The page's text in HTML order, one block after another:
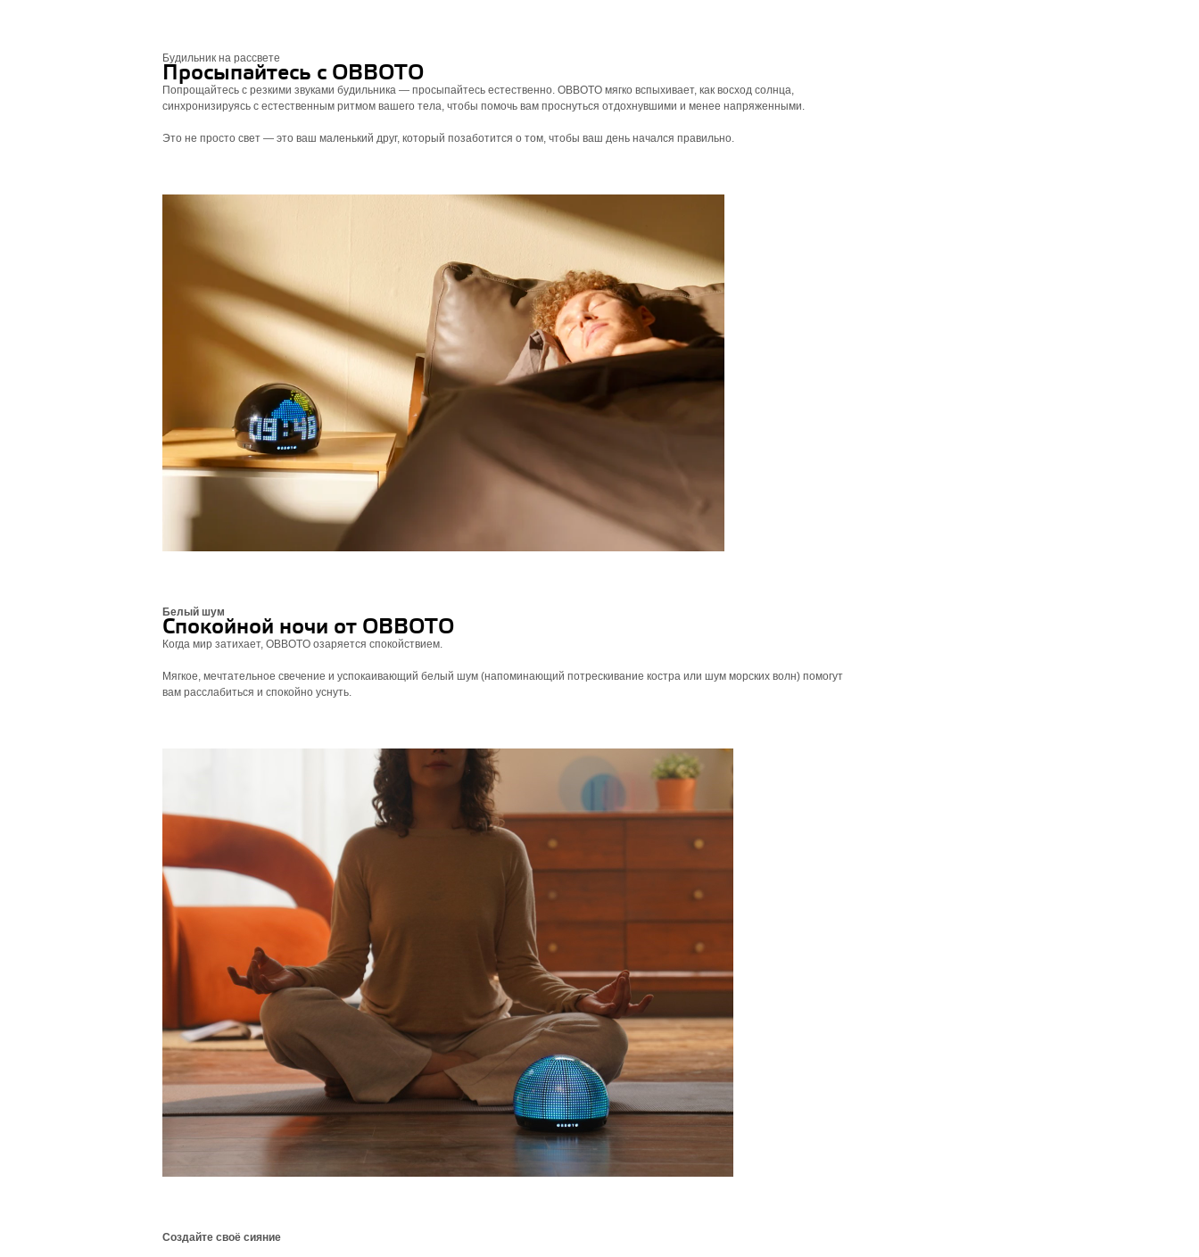
Будильник на рассвете
Просыпайтесь с OBBOTO
Попрощайтесь с резкими звуками будильника — просыпайтесь естественно. OBBOTO мягко вспыхивает, как восход солнца,
синхронизируясь с естественным ритмом вашего тела, чтобы помочь вам проснуться отдохнувшими и менее напряженными.
Это не просто свет — это ваш маленький друг, который позаботится о том, чтобы ваш день начался правильно.
Белый шум
Спокойной ночи от OBBOTO
Когда мир затихает, OBBOTO озаряется спокойствием.
Мягкое, мечтательное свечение и успокаивающий белый шум (напоминающий потрескивание костра или шум морских волн) помогут
вам расслабиться и спокойно уснуть.
Создайте своё сияние